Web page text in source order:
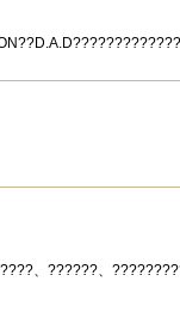
、??????、